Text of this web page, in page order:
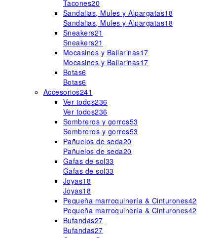
Tacones20
Sandalias, Mules y Alpargatas18
Sandalias, Mules y Alpargatas18
Sneakers21
Sneakers21
Mocasines y Bailarinas17
Mocasines y Bailarinas17
Botas6
Botas6
Accesorios241
Ver todos236
Ver todos236
Sombreros y gorros53
Sombreros y gorros53
Pañuelos de seda20
Pañuelos de seda20
Gafas de sol33
Gafas de sol33
Joyas18
Joyas18
Pequeña marroquinería & Cinturones42
Pequeña marroquinería & Cinturones42
Bufandas27
Bufandas27